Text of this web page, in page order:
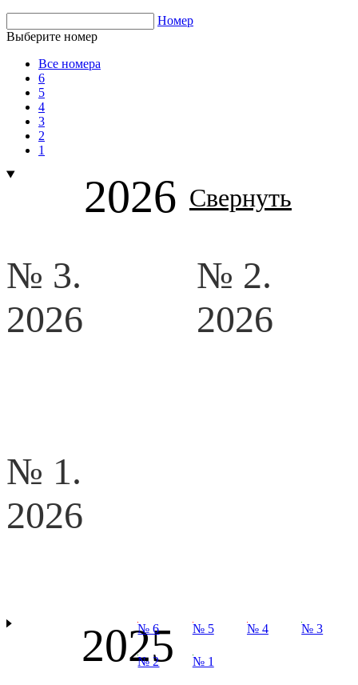
Номер
Выберите номер
Все номера
6
5
4
3
2
1
2026 Свернуть
№ 3.
2026
№ 2.
2026
№ 1.
2026
2025
№ 6 № 5 № 4 № 3
№ 2 № 1